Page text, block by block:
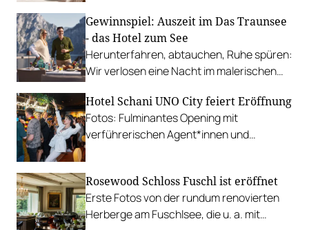
des Grand Hotel Wien.
Gewinnspiel: Auszeit im Das Traunsee
- das Hotel zum See
Herunterfahren, abtauchen, Ruhe spüren:
Wir verlosen eine Nacht im malerischen
Hotel Schani UNO City feiert Eröffnung
Fotos: Fulminantes Opening mit
verführerischen Agent*innen und
Rosewood Schloss Fuschl ist eröffnet
Erste Fotos von der rundum renovierten
Herberge am Fuschlsee, die u. a. mit